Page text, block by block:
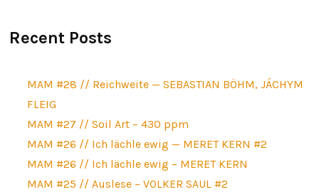
Recent Posts
MAM #28 // Reichweite — SEBASTIAN BÖHM, JÁCHYM
FLEIG
MAM #27 // Soil Art – 430 ppm
MAM #26 // Ich lächle ewig — MERET KERN #2
MAM #26 // Ich lächle ewig – MERET KERN
MAM #25 // Auslese – VOLKER SAUL #2